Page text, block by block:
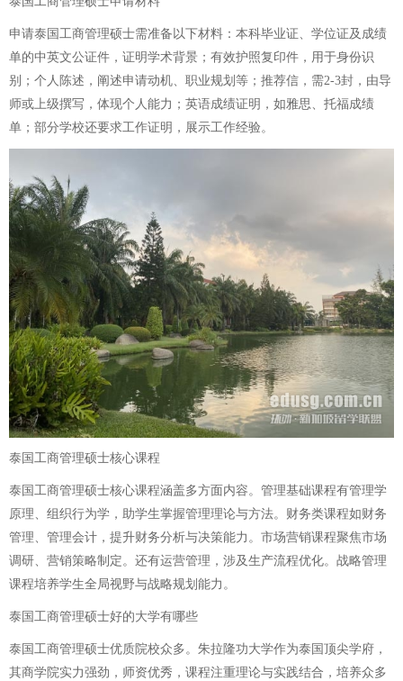
申请泰国工商管理硕士需准备以下材料：本科毕业证、学位证及成绩
单的中英文公证件，证明学术背景；有效护照复印件，用于身份识
别；个人陈述，阐述申请动机、职业规划等；推荐信，需2-3封，由导
师或上级撰写，体现个人能力；英语成绩证明，如雅思、托福成绩
单；部分学校还要求工作证明，展示工作经验。
泰国工商管理硕士核心课程
泰国工商管理硕士核心课程涵盖多方面内容。管理基础课程有管理学
原理、组织行为学，助学生掌握管理理论与方法。财务类课程如财务
管理、管理会计，提升财务分析与决策能力。市场营销课程聚焦市场
调研、营销策略制定。还有运营管理，涉及生产流程优化。战略管理
课程培养学生全局视野与战略规划能力。
泰国工商管理硕士好的大学有哪些
泰国工商管理硕士优质院校众多。朱拉隆功大学作为泰国顶尖学府，
其商学院实力强劲，师资优秀，课程注重理论与实践结合，培养众多